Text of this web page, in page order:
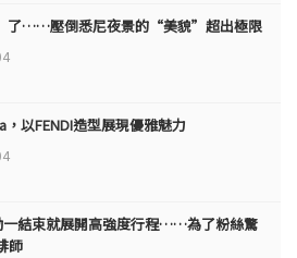
……壓倒悉尼夜景的“美貌”超出極限
，以FENDI造型展現優雅魅力
一結束就展開高強度行程……為了粉絲驚
師